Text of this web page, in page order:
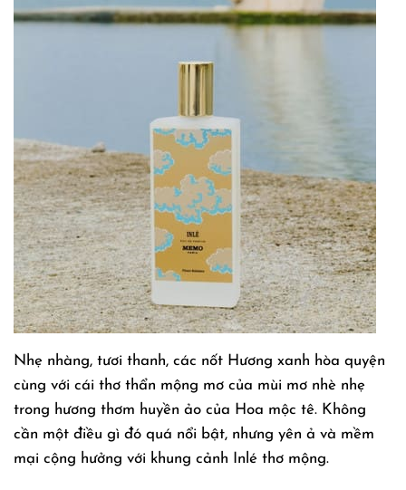
Nhẹ nhàng, tươi thanh, các nốt Hương xanh hòa quyện
cùng với cái thơ thẩn mộng mơ của mùi mơ nhè nhẹ
trong hương thơm huyền ảo của Hoa mộc tê. Không
cần một điều gì đó quá nổi bật, nhưng yên ả và mềm
mại cộng hưởng với khung cảnh Inlé thơ mộng.